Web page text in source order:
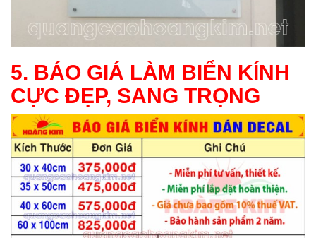
5. BÁO GIÁ LÀM BIỂN KÍNH
CỰC ĐẸP, SANG TRỌNG